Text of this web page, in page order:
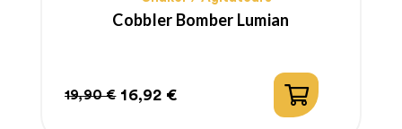
Cobbler Bomber Lumian
Prix
19,90 €
Prix
16,92 €